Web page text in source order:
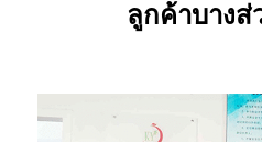
ลูกค้าบางส่